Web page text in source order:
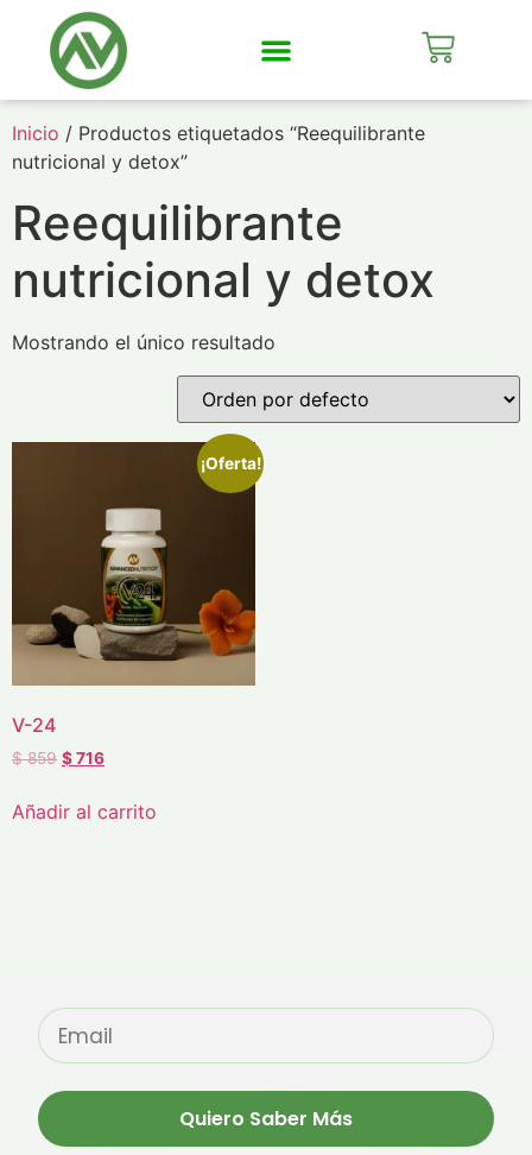
Inicio / Productos etiquetados “Reequilibrante
nutricional y detox”
Reequilibrante
nutricional y detox
Mostrando el único resultado
¡Oferta!
V-24
$859 $716
Añadir al carrito
Quiero Saber Más